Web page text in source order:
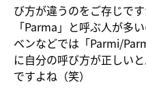
び方が違うのをご存じで
「Parma」と呼ぶ人が多
ベンなどでは「Parmi/
に自分の呼び方が正しい
ですよね（笑）